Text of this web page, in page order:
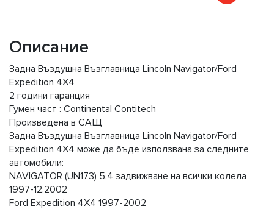
Описание
Задна Въздушна Възглавница Lincoln Navigator/Ford
Expedition 4X4
2 години гаранция
Гумен част : Continental Contitech
Произведена в САЩ
Задна Въздушна Възглавница Lincoln Navigator/Ford
Expedition 4X4 може да бъде използвана за следните
автомобили:
NAVIGATOR (UN173) 5.4 задвижване на всички колела
1997-12.2002
Ford Expedition 4X4 1997-2002